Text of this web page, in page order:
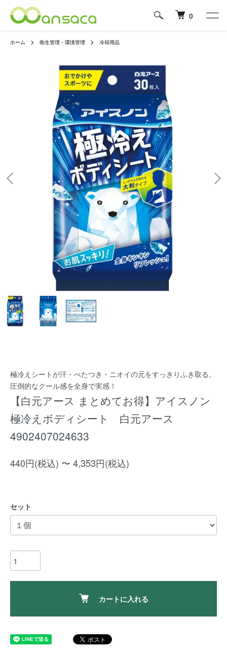
0
ホーム 衛生管理・環境管理 冷却用品
極冷えシートが汗・べたつき・ニオイの元をすっきりふき取る。
圧倒的なクール感を全身で実感！
【白元アース まとめてお得】アイスノン
極冷えボディシート 白元アース
4902407024633
440円(税込) 〜 4,353円(税込)
セット
カートに入れる